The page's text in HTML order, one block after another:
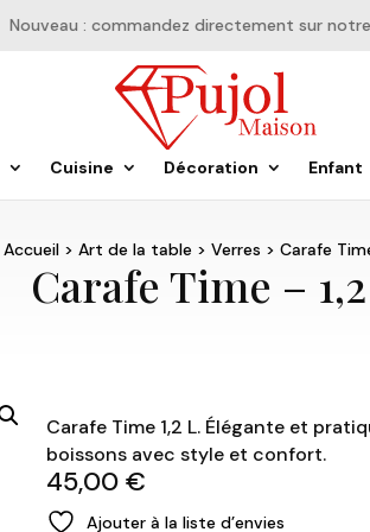
Nouveau : commandez directement sur notre
Cuisine Décoration Enfant
Accueil > Art de la table > Verres > Carafe
Carafe Time –
Carafe Time 1,2 L. Élégante et
boissons avec style et confort.
45,00 €
Ajouter à la liste d’envies